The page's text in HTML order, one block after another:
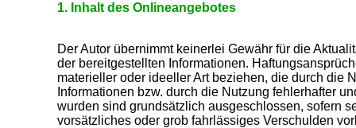
1. Inhalt des Onlineangebotes
Der Autor übernimmt keinerlei Gewähr für die
der bereitgestellten Informationen.
materieller oder ideeller Art beziehen, die durch die
Informationen bzw. durch die Nutzung fehlerhafter
wurden sind grundsätzlich ausgeschlossen, sofern
vorsätzliches oder grob fahrlässiges Verschulden